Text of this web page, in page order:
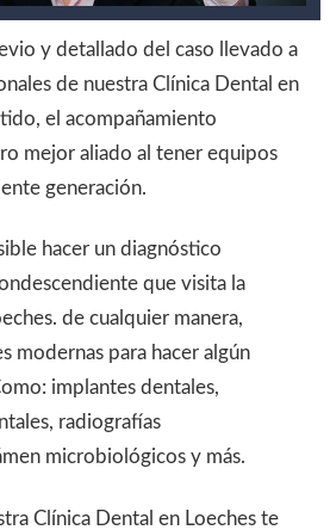
y detallado del caso llevado a
de nuestra Clínica Dental en
el acompañamiento
mejor aliado al tener equipos
generación.
hacer un diagnóstico
que visita la
de cualquier manera,
modernas para hacer algún
implantes dentales,
radiografías
microbiológicos y más.
Clínica Dental en Loeches te